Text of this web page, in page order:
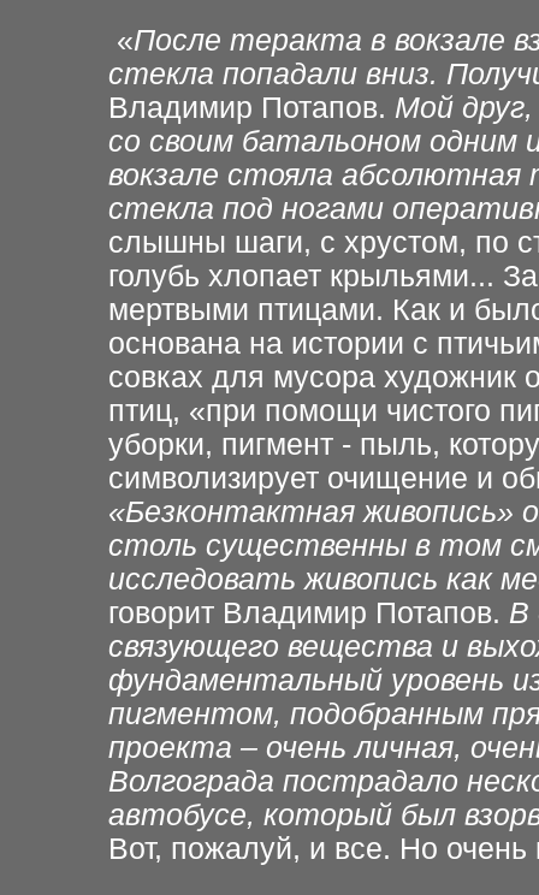
«После теракта в вокзале
стекла попадали вниз.
Владимир Потапов. Мой друг,
со своим батальоном одним
вокзале стояла
стекла под ногами
слышны шаги, с хрустом, по
голубь хлопает крыльями...
мертвыми птицами. Как и
основана на истории с
совках для мусора художник
птиц, «при помощи чистого
уборки, пигмент - пыль,
символизирует очищение и
«Безконтактная живопись»
столь существенны в том
исследовать живопись как
говорит Владимир Потапов. В
связующего вещества и
фундаментальный уровень
пигментом, подобранным
проекта – очень личная,
Волгограда пострадало
автобусе, который был
Вот, пожалуй, и все. Но очень